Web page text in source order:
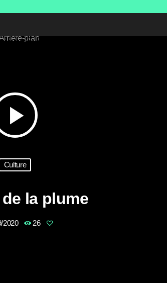
play_arrow
Culture
la plume
2020 26